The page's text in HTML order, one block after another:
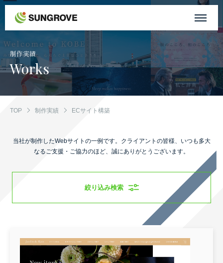
制作実績
Works
TOP 制作実績 ECサイト構築
当社が制作したWebサイトの一例です。
クライアントの皆様、いつも多大
なるご支援・ご協力のほど、誠にありがとうございます。
絞り込み検索
サングローブについて
事業内容
制作実績
お客様の声